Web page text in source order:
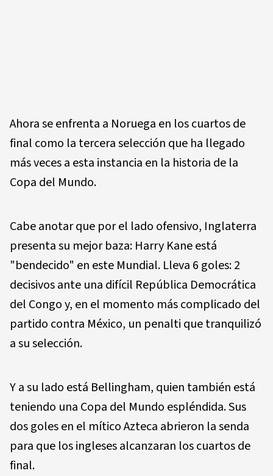
Ahora se enfrenta a Noruega en los cuartos de
final como la tercera selección que ha llegado
más veces a esta instancia en la historia de la
Copa del Mundo.
Cabe anotar que por el lado ofensivo, Inglaterra
presenta su mejor baza: Harry Kane está
"bendecido" en este Mundial. Lleva 6 goles: 2
decisivos ante una difícil República Democrática
del Congo y, en el momento más complicado del
partido contra México, un penalti que tranquilizó
a su selección.
Y a su lado está Bellingham, quien también está
teniendo una Copa del Mundo espléndida. Sus
dos goles en el mítico Azteca abrieron la senda
para que los ingleses alcanzaran los cuartos de
final.